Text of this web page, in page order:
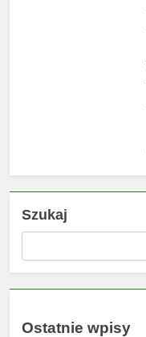
Szukaj
Ostatnie wpisy